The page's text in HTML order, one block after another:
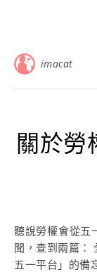
imacat
關於勞
聽說勞權會從五一遊行的工作小組中被踢出去了。上網查新
聞，查到兩篇：
五一平台」的備